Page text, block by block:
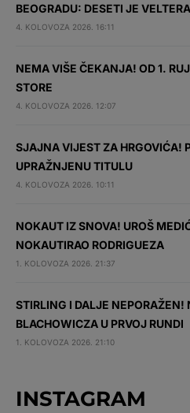
BEOGRADU: DESETI JE
4. KOLOVOZA 2026. 16:11
NEMA VIŠE ČEKANJA! OD 1.
STORE
4. KOLOVOZA 2026. 12:07
SJAJNA VIJEST ZA HRGOVIĆA!
UPRAŽNJENU TITULU
4. KOLOVOZA 2026. 10:11
NOKAUT IZ SNOVA! UROŠ
NOKAUTIRAO RODRIGUEZA
1. KOLOVOZA 2026. 21:37
STIRLING I DALJE NEPORAŽEN!
BLACHOWICZA U PRVOJ RUNDI
1. KOLOVOZA 2026. 21:10
INSTAGRAM